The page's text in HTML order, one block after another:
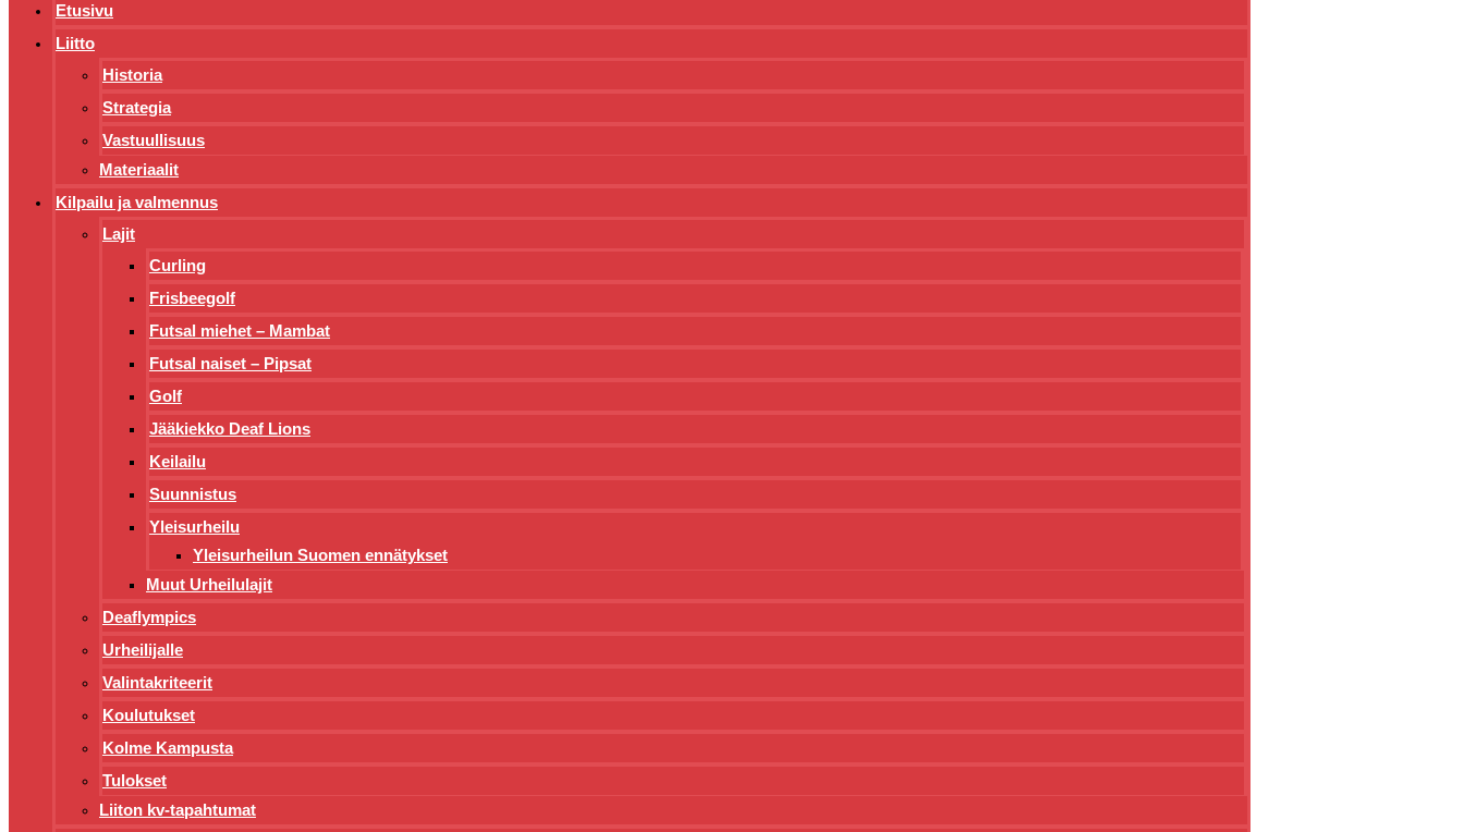
Etusivu
Liitto
Historia
Strategia
Vastuullisuus
Materiaalit
Kilpailu ja valmennus
Lajit
Curling
Frisbeegolf
Futsal miehet – Mambat
Futsal naiset – Pipsat
Golf
Jääkiekko Deaf Lions
Keilailu
Suunnistus
Yleisurheilu
Yleisurheilun Suomen ennätykset
Muut Urheilulajit
Deaflympics
Urheilijalle
Valintakriteerit
Koulutukset
Kolme Kampusta
Tulokset
Liiton kv-tapahtumat